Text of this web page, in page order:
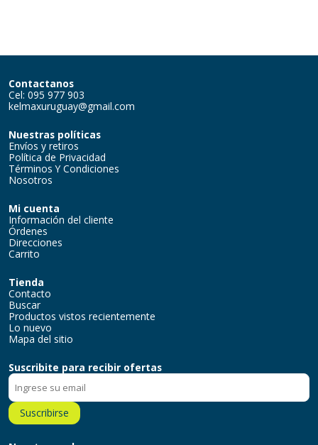
Contactanos
Cel: 095 977 903
kelmaxuruguay@gmail.com
Nuestras políticas
Envíos y retiros
Política de Privacidad
Términos Y Condiciones
Nosotros
Mi cuenta
Información del cliente
Órdenes
Direcciones
Carrito
Tienda
Contacto
Buscar
Productos vistos recientemente
Lo nuevo
Mapa del sitio
Suscribite para recibir ofertas
Suscribirse